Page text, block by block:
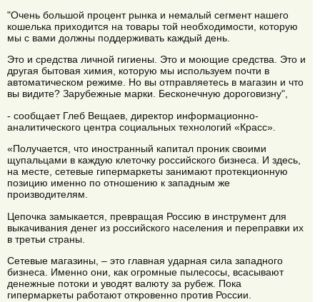
"Очень большой процент рынка и немалый сегмент нашего
кошелька приходится на товары той необходимости, которую
мы с вами должны поддерживать каждый день.
Это и средства личной гигиены. Это и моющие средства. Это и
другая бытовая химия, которую мы используем почти в
автоматическом режиме. Но вы отправляетесь в магазин и что
вы видите? Зарубежные марки. Бесконечную дороговизну",
- сообщает Глеб Вещаев, директор информационно-
аналитического центра социальных технологий «Красс».
«Получается, что иностранный капитал проник своими
щупальцами в каждую клеточку российского бизнеса. И здесь,
на месте, сетевые гипермаркеты занимают протекционную
позицию именно по отношению к западным же
производителям.
Цепочка замыкается, превращая Россию в инструмент для
выкачивания денег из российского населения и переправки их
в третьи страны.
Сетевые магазины, – это главная ударная сила западного
бизнеса. Именно они, как огромные пылесосы, всасывают
денежные потоки и уводят валюту за рубеж. Пока
гипермаркеты работают откровенно против России.